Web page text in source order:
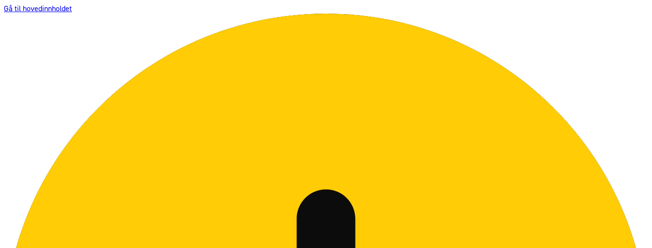
Gå til hovedinnholdet